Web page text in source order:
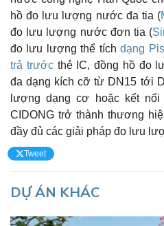
hồ đo lưu lượng nước đa tia (
đo lưu lượng nước đơn tia (
đo lưu lượng thể tíchdạng
trả trướcthẻ IC, đồng hồ đo
đa dạng kích cỡ từ DN15 tới
lượng dạng cơ hoặc kết
CIDONG trở thành thương
đầy đủ các giải pháp đo lưu
Tweet
DỰ ÁN KHÁC